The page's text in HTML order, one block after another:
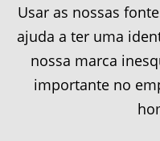
Usar as nossas
ajuda a ter uma
nossa marca
importante no